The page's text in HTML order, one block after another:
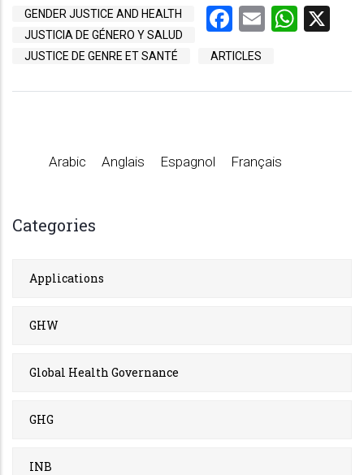
GENDER JUSTICE AND HEALTH
JUSTICIA DE GÉNERO Y SALUD
JUSTICE DE GENRE ET SANTÉ
ARTICLES
Facebook
Email
Arabic Anglais Espagnol Français
Categories
Applications
GHW
Global Health Governance
GHG
INB